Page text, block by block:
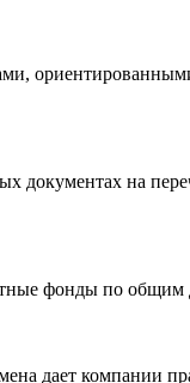
на
фонды по общим
дает компании